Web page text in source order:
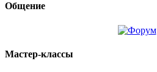
Общение
Мастер-классы